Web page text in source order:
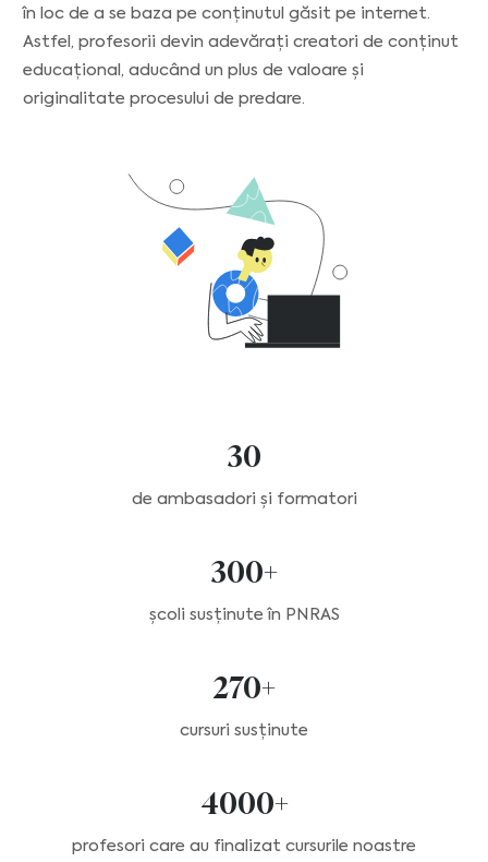
în loc de a se baza pe conținutul găsit pe internet.
Astfel, profesorii devin adevărați creatori de conținut
educațional, aducând un plus de valoare și
originalitate procesului de predare.
30
de ambasadori și formatori
300+
școli susținute în PNRAS
270+
cursuri susținute
4000+
profesori care au finalizat cursurile noastre